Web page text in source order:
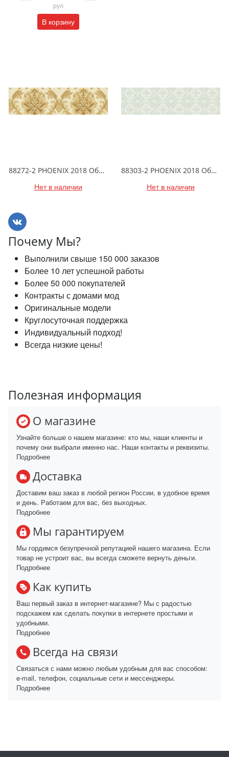
рул
В корзину
88272-2 PHOENIX 2018 Обои виниловые на бумажной основе 1.06*15.6
Нет в наличии
88303-2 PHOENIX 2018 Обои виниловые на бумажной основе 1.06*15.6
Нет в наличии
Почему Мы?
Выполнили свыше 150 000 заказов
Более 10 лет успешной работы
Более 50 000 покупателей
Контракты с домами мод
Оригинальные модели
Круглосуточная поддержка
Индивидуальный подход!
Всегда низкие цены!
Полезная информация
О магазине
Узнайте больше о нашем магазине: кто мы, наши клиенты и
почему они выбрали именно нас. Наши контакты и реквизиты.
Подробнее
Доставка
Доставим ваш заказ в любой регион России, в удобное время
и день. Работаем для вас, без выходных.
Подробнее
Мы гарантируем
Мы гордимся безупречной репутацией нашего магазина. Если
товар не устроит вас, вы всегда сможете вернуть деньги.
Подробнее
Как купить
Ваш первый заказ в интернет-магазине? Мы с радостью
подскажем как сделать покупки в интернете простыми и
удобными.
Подробнее
Всегда на связи
Связаться с нами можно любым удобным для вас способом:
e-mail, телефон, социальные сети и мессенджеры.
Подробнее